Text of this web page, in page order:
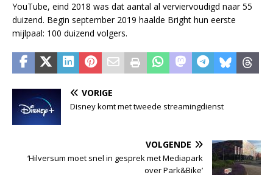
YouTube, eind 2018 was dat aantal al verviervoudigd naar 55
duizend. Begin september 2019 haalde Bright hun eerste
mijlpaal: 100 duizend volgers.
VORIGE
Disney komt met tweede streamingdienst
VOLGENDE
‘Hilversum moet snel in gesprek met Mediapark
over Park&Bike’